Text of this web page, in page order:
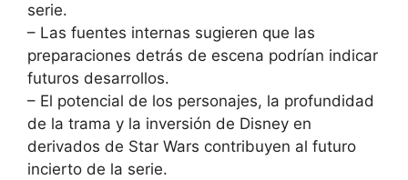
serie.
– Las fuentes internas sugieren que las
preparaciones detrás de escena podrían indicar
futuros desarrollos.
– El potencial de los personajes, la profundidad
de la trama y la inversión de Disney en
derivados de Star Wars contribuyen al futuro
incierto de la serie.